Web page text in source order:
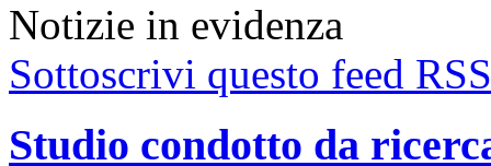
Notizie in evidenza
Sottoscrivi questo feed RSS
Studio condotto da